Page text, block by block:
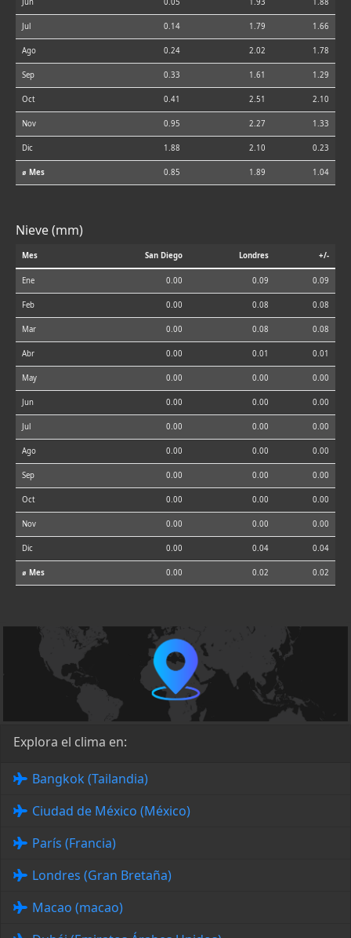
Jun 0.05 1.93 1.88
Jul 0.14 1.79 1.66
Ago 0.24 2.02 1.78
Sep 0.33 1.61 1.29
Oct 0.41 2.51 2.10
Nov 0.95 2.27 1.33
Dic 1.88 2.10 0.23
⌀ Mes 0.85 1.89 1.04
Nieve (mm)
Mes San Diego Londres +/-
Ene 0.00 0.09 0.09
Feb 0.00 0.08 0.08
Mar 0.00 0.08 0.08
Abr 0.00 0.01 0.01
May 0.00 0.00 0.00
Jun 0.00 0.00 0.00
Jul 0.00 0.00 0.00
Ago 0.00 0.00 0.00
Sep 0.00 0.00 0.00
Oct 0.00 0.00 0.00
Nov 0.00 0.00 0.00
Dic 0.00 0.04 0.04
⌀ Mes 0.00 0.02 0.02
Explora el clima en:
Bangkok (Tailandia)
Ciudad de México (México)
París (Francia)
Londres (Gran Bretaña)
Macao (macao)